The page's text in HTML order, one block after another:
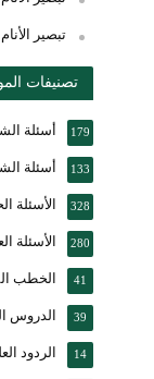
تبصير
تصنيفات
أسئلة 179
أسئلة 133
الأسئلة 328
الأسئلة 280
الخطب 41
الدروس 39
الردود 14